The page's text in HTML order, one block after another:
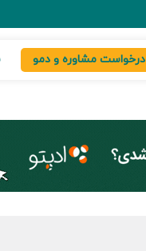
درخواست مشاوره و دمو